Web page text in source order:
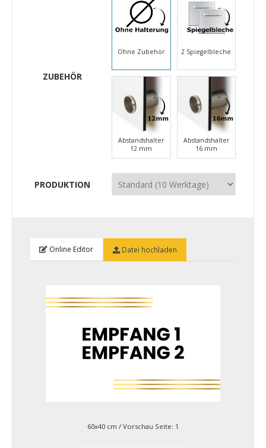
ZUBEHÖR
Ohne Zubehör 2 Spiegelbleche
Abstandshalter
12 mm
Abstandshalter
16 mm
PRODUKTION
Online Editor Datei hochladen
60x40 cm / Vorschau Seite: 1